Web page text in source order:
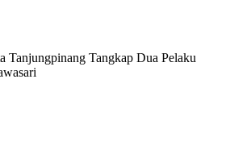
Tanjungpinang Tangkap Dua Pelaku